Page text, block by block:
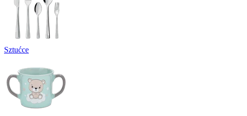
Sztućce